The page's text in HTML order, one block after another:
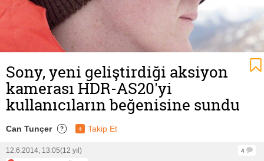
Sony, yeni geliştirdiği aksiyon
kamerası HDR-AS20'yi
kullanıcıların beğenisine sundu
Can Tunçer ? + Takip Et
12.6.2014, 13:05(12 yıl)
4